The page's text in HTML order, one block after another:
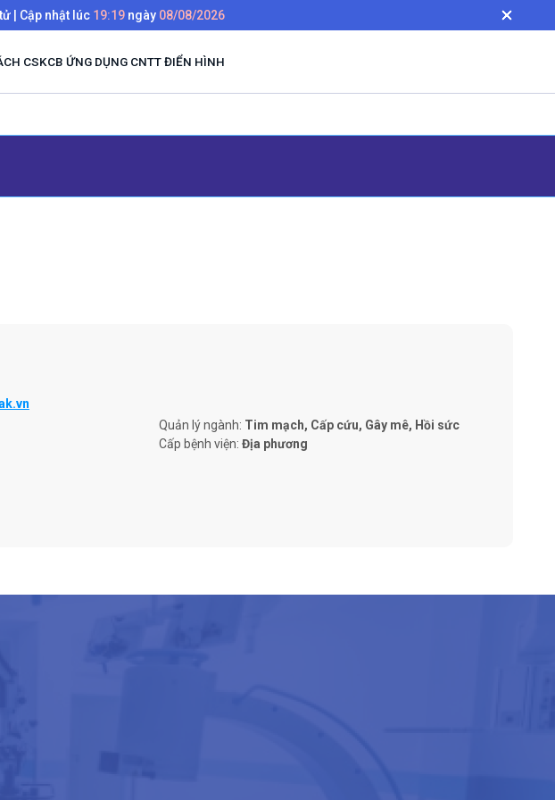
| Cập nhật lúc 19:19 ngày 08/08/2026
CSKCB ỨNG DỤNG CNTT ĐIỂN HÌNH
Quản lý ngành: Tim mạch, Cấp cứu, Gây mê, Hồi sức
Cấp bệnh viện:Địa phương